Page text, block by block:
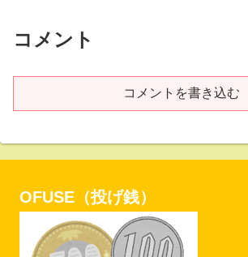
コメント
コメントを書き込む
OFUSE（投げ銭）